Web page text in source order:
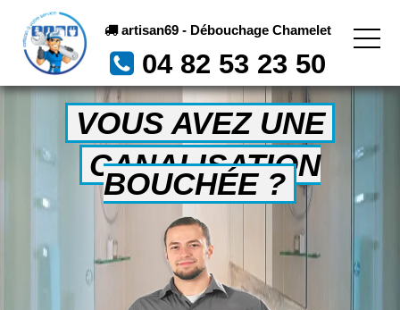
artisan69 - Débouchage Chamelet
04 82 53 23 50
VOUS AVEZ UNE
CANALISATION
BOUCHÉE ?